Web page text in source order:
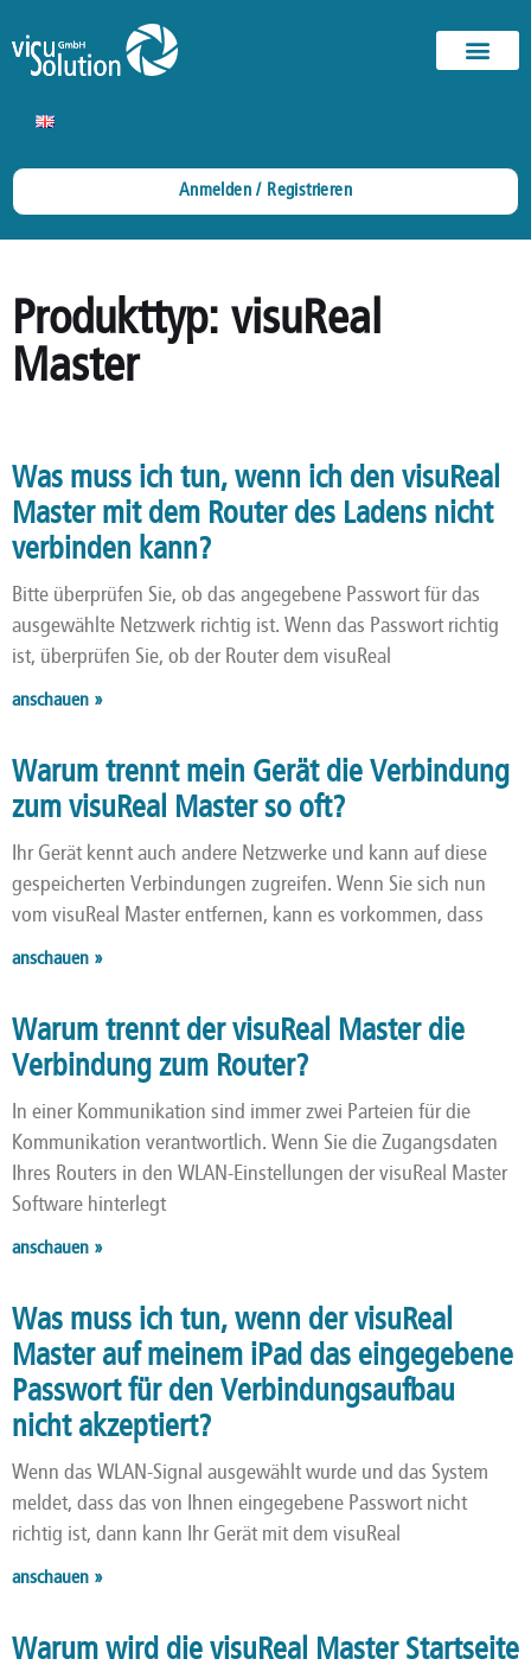
Anmelden / Registrieren
Produkttyp: visuReal
Master
Was muss ich tun, wenn ich den visuReal
Master mit dem Router des Ladens nicht
verbinden kann?
Bitte überprüfen Sie, ob das angegebene Passwort für das
ausgewählte Netzwerk richtig ist. Wenn das Passwort richtig
ist, überprüfen Sie, ob der Router dem visuReal
anschauen »
Warum trennt mein Gerät die Verbindung
zum visuReal Master so oft?
Ihr Gerät kennt auch andere Netzwerke und kann auf diese
gespeicherten Verbindungen zugreifen. Wenn Sie sich nun
vom visuReal Master entfernen, kann es vorkommen, dass
anschauen »
Warum trennt der visuReal Master die
Verbindung zum Router?
In einer Kommunikation sind immer zwei Parteien für die
Kommunikation verantwortlich. Wenn Sie die Zugangsdaten
Ihres Routers in den WLAN-Einstellungen der visuReal Master
Software hinterlegt
anschauen »
Was muss ich tun, wenn der visuReal
Master auf meinem iPad das eingegebene
Passwort für den Verbindungsaufbau
nicht akzeptiert?
Wenn das WLAN-Signal ausgewählt wurde und das System
meldet, dass das von Ihnen eingegebene Passwort nicht
richtig ist, dann kann Ihr Gerät mit dem visuReal
anschauen »
Warum wird die visuReal Master Startseite